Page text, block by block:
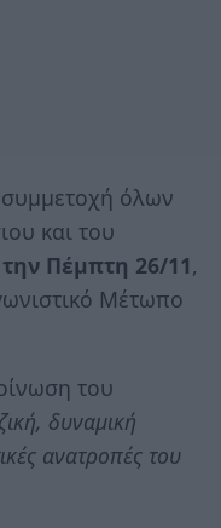
όλων
και του
Πέμπτη 26/11,
Μέτωπο
του
δυναμική
ανατροπές του